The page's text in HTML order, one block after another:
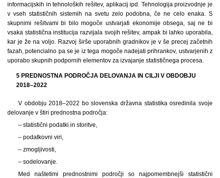
informacijskih in tehnoloških rešitev, aplikacij ipd. Tehnologija proizvodnje je
v vseh statističnih sistemih na svetu zelo podobna, če ne celo enaka. S
skupnimi rešitvami bi bilo mogoče ustvarjati ekonomije obsega, saj ne bi
vsaka statistična institucija razvijala svojih rešitev, ampak bi lahko uporabila,
kar je že na voljo. Razvoj širše uporabnih gradnikov je v še precej začetnih
fazah, potencialno pa se je iz tega mogoče nadejati prihrankov, ustvarjenih z
uporabo skupnih podpornih elementov za izvajanje statističnega procesa.
5 PREDNOSTNA PODROČJA DELOVANJA IN CILJI V OBDOBJU
2018–2022
V obdobju 2018–2022 bo slovenska državna statistika osredinila svoje
delovanje v štiri prednostna področja:
– statistični podatki in storitve,
– podatkovni viri,
– zmogljivosti,
– sodelovanje.
Med naštetimi prednostnimi področji so najpomembnejši statistični